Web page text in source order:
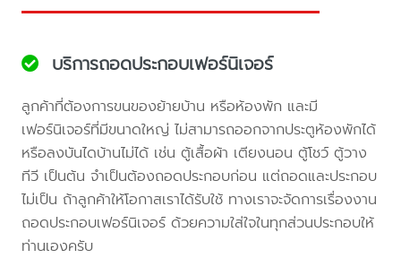
บริการถอดประกอบเฟอร์นิเจอร์
ลูกค้าที่ต้องการขนของย้ายบ้าน หรือห้องพัก และมี
เฟอร์นิเจอร์ที่มีขนาดใหญ่ ไม่สามารถออกจากประตูห้องพักได้
หรือลงบันไดบ้านไม่ได้ เช่น ตู้เสื้อผ้า เตียงนอน ตู้โชว์ ตู้วาง
ทีวี เป็นต้น จำเป็นต้องถอดประกอบก่อน แต่ถอดและประกอบ
ไม่เป็น ถ้าลูกค้าให้โอกาสเราได้รับใช้ ทางเราจะจัดการเรื่องงาน
ถอดประกอบเฟอร์นิเจอร์ ด้วยความใส่ใจในทุกส่วนประกอบให้
ท่านเองครับ